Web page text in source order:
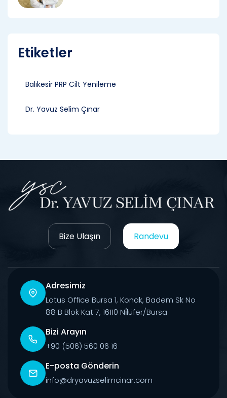
Etiketler
Balıkesir PRP Cilt Yenileme
Dr. Yavuz Selim Çınar
Bize Ulaşın Randevu
Adresimiz
Lotus Office Bursa 1, Konak, Badem Sk No
88 B Blok Kat 7, 16110 Ni̇lüfer/Bursa
Bizi Arayın
+90 (506) 560 06 16
E-posta Gönderin
info@dryavuzselimcinar.com